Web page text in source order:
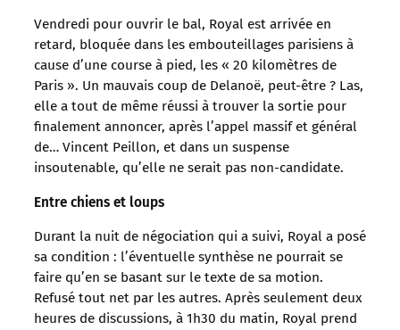
Vendredi pour ouvrir le bal, Royal est arrivée en
retard, bloquée dans les embouteillages parisiens à
cause d’une course à pied, les « 20 kilomètres de
Paris ». Un mauvais coup de Delanoë, peut-être ? Las,
elle a tout de même réussi à trouver la sortie pour
finalement annoncer, après l’appel massif et général
de… Vincent Peillon, et dans un suspense
insoutenable, qu’elle ne serait pas non-candidate.
Entre chiens et loups
Durant la nuit de négociation qui a suivi, Royal a posé
sa condition : l’éventuelle synthèse ne pourrait se
faire qu’en se basant sur le texte de sa motion.
Refusé tout net par les autres. Après seulement deux
heures de discussions, à 1h30 du matin, Royal prend